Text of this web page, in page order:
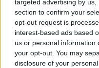
targeted advertising by
section to confirm your
opt-out request is
interest-based ads based
us or personal information
your opt-out. You may
disclosure of your